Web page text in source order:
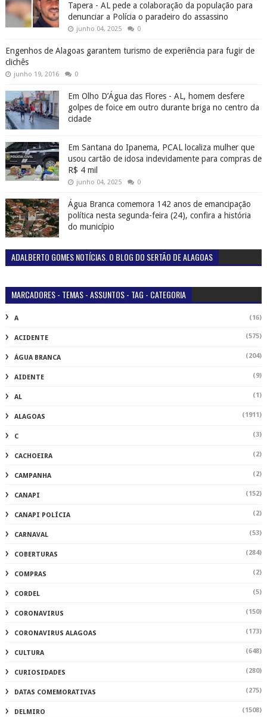
Tapera - AL pede a colaboração da população para
denunciar a Polícia o paradeiro do assassino
junho 04, 2025 0
Engenhos de Alagoas garantem turismo de experiência para fugir de
clichês
junho 19, 2016 0
Em Olho D’Água das Flores - AL, homem desfere
golpes de foice em outro durante briga no centro da
cidade
Em Santana do Ipanema, PCAL localiza mulher que
usou cartão de idosa indevidamente para compras de
R$ 4 mil
junho 04, 2025 0
Água Branca comemora 142 anos de emancipação
política nesta segunda-feira (24), confira a história
do município
ADALBERTO GOMES NOTÍCIAS. O BLOG DO SERTÃO DE ALAGOAS
MARCADORES - TEMAS - ASSUNTOS - TAG - CATEGORIA
A (16)
ACIDENTE (575)
ÁGUA BRANCA (204)
AIDENTE (9)
AL (1)
ALAGOAS (1911)
C (3)
CACHOEIRA (2)
CAMPANHA (2)
CANAPI (152)
CANAPI POLÍCIA (2)
CARNAVAL (53)
COBERTURAS (284)
COMPRAS (2)
CORDEL (5)
CORONAVIRUS (150)
CORONAVIRUS ALAGOAS (173)
CULTURA (648)
CURIOSIDADES (280)
DATAS COMEMORATIVAS (275)
DELMIRO (1508)